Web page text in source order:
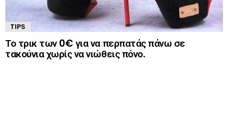
TIPS
Το τρικ των 0€ για να περπατάς πάνω σε
τακούνια χωρίς να νιώθεις πόνο.